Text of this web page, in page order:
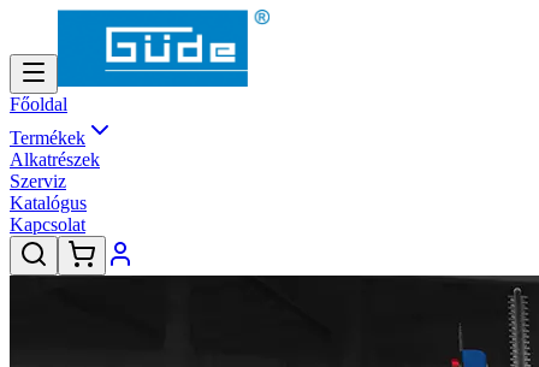
Főoldal
Termékek
Alkatrészek
Szerviz
Katalógus
Kapcsolat